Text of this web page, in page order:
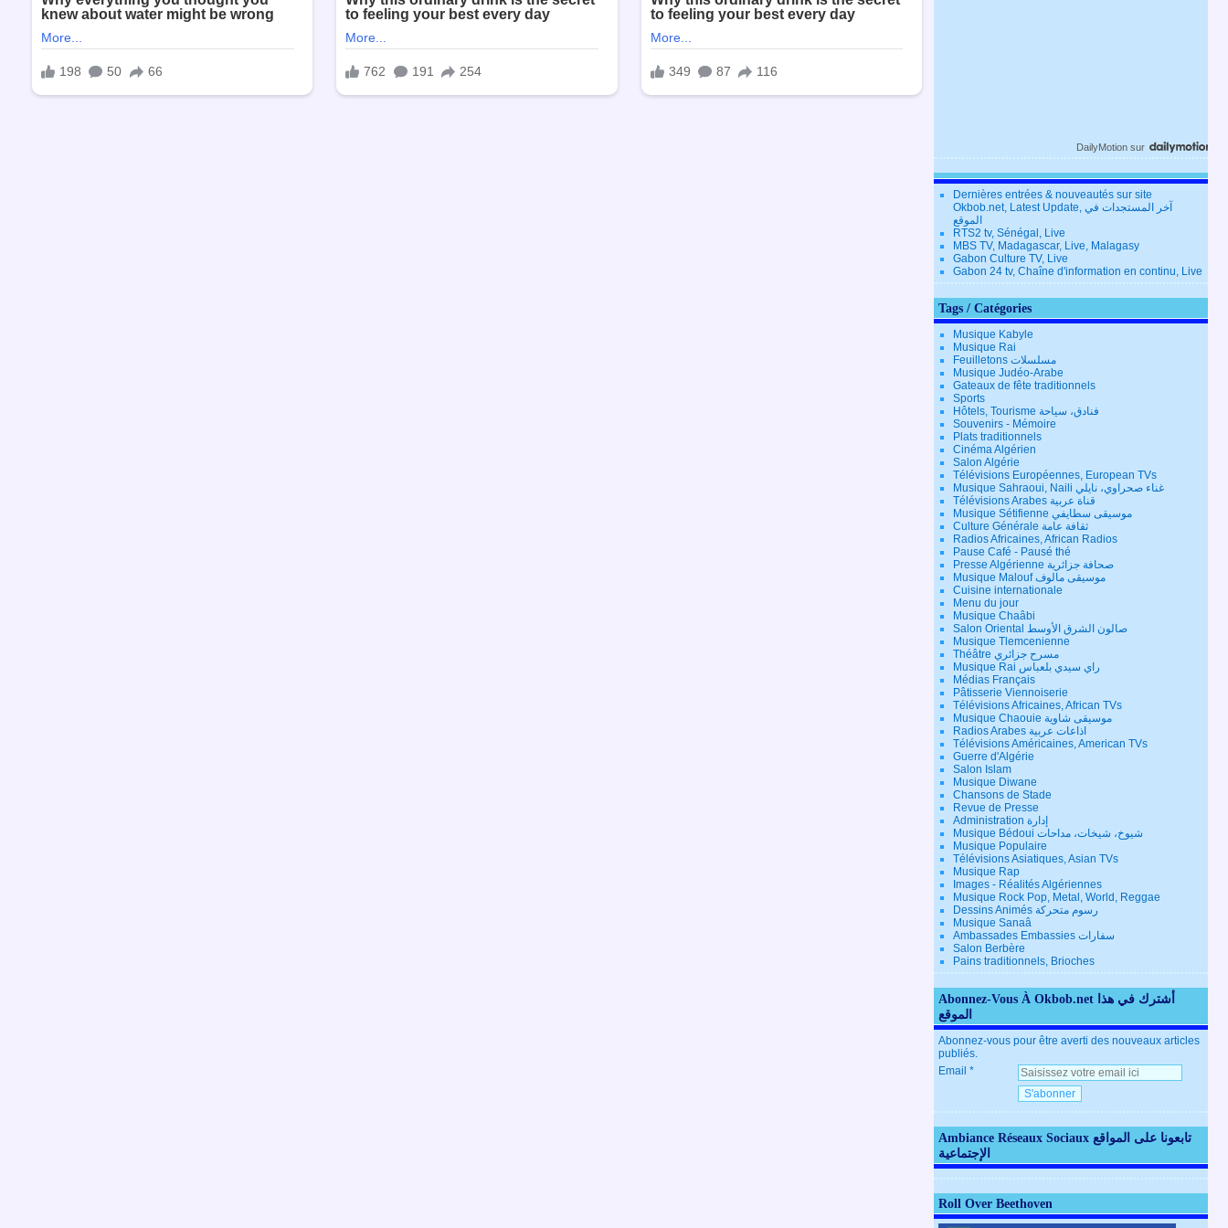
DailyMotion sur
Dernières entrées & nouveautés sur site
Okbob.net, Latest Update, آخر المستجدات في
الموقع
RTS2 tv, Sénégal, Live
MBS TV, Madagascar, Live, Malagasy
Gabon Culture TV, Live
Gabon 24 tv, Chaîne d'information en continu, Live
Tags / Catégories
Musique Kabyle
Musique Rai
Feuilletons مسلسلات
Musique Judéo-Arabe
Gateaux de fête traditionnels
Sports
Hôtels, Tourisme فنادق، سياحة
Souvenirs - Mémoire
Plats traditionnels
Cinéma Algérien
Salon Algérie
Télévisions Européennes, European TVs
Musique Sahraoui, Naili غناء صحراوي، نايلي
Télévisions Arabes قناة عربية
Musique Sétifienne موسيقى سطايفي
Culture Générale ثقافة عامة
Radios Africaines, African Radios
Pause Café - Pausé thé
Presse Algérienne صحافة جزائرية
Musique Malouf موسيقى مالوف
Cuisine internationale
Menu du jour
Musique Chaâbi
Salon Oriental صالون الشرق الأوسط
Musique Tlemcenienne
Théâtre مسرح جزائري
Musique Rai راي سيدي بلعباس
Médias Français
Pâtisserie Viennoiserie
Télévisions Africaines, African TVs
Musique Chaouie موسيقى شاوية
Radios Arabes اذاعات عربية
Télévisions Américaines, American TVs
Guerre d'Algérie
Salon Islam
Musique Diwane
Chansons de Stade
Revue de Presse
Administration إدارة
Musique Bédoui شيوخ، شيخات، مداحات
Musique Populaire
Télévisions Asiatiques, Asian TVs
Musique Rap
Images - Réalités Algériennes
Musique Rock Pop, Metal, World, Reggae
Dessins Animés رسوم متحركة
Musique Sanaâ
Ambassades Embassies سفارات
Salon Berbère
Pains traditionnels, Brioches
Abonnez-Vous À Okbob.net أشترك في هذا
الموقع
Abonnez-vous pour être averti des nouveaux articles
publiés.
Email
Ambiance Réseaux Sociaux تابعونا على المواقع
الإجتماعية
Roll Over Beethoven